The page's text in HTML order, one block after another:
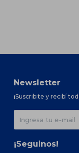
Newsletter
¡Suscribite y recibí
¡Seguinos!